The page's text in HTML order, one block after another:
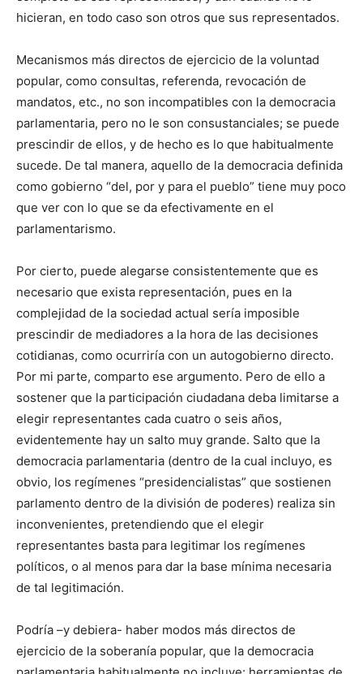
hicieran, en todo caso son otros que sus representados.
Mecanismos más directos de ejercicio de la voluntad
popular, como consultas, referenda, revocación de
mandatos, etc., no son incompatibles con la democracia
parlamentaria, pero no le son consustanciales; se puede
prescindir de ellos, y de hecho es lo que habitualmente
sucede. De tal manera, aquello de la democracia definida
como gobierno “del, por y para el pueblo” tiene muy poco
que ver con lo que se da efectivamente en el
parlamentarismo.
Por cierto, puede alegarse consistentemente que es
necesario que exista representación, pues en la
complejidad de la sociedad actual sería imposible
prescindir de mediadores a la hora de las decisiones
cotidianas, como ocurriría con un autogobierno directo.
Por mi parte, comparto ese argumento. Pero de ello a
sostener que la participación ciudadana deba limitarse a
elegir representantes cada cuatro o seis años,
evidentemente hay un salto muy grande. Salto que la
democracia parlamentaria (dentro de la cual incluyo, es
obvio, los regímenes “presidencialistas” que sostienen
parlamento dentro de la división de poderes) realiza sin
inconvenientes, pretendiendo que el elegir
representantes basta para legitimar los regímenes
políticos, o al menos para dar la base mínima necesaria
de tal legitimación.
Podría –y debiera- haber modos más directos de
ejercicio de la soberanía popular, que la democracia